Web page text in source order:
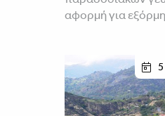
αφορμή για